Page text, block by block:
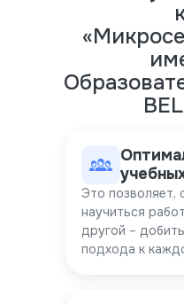
Это позволяет,
научиться
другой –
подхода к